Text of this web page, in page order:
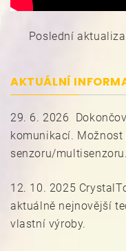
Poslední
AKTUÁLNÍ
29. 6. 2026
komunikací.
senzoru/multisenzoru.
12. 10. 2025
aktuálně nejnovější
vlastní výroby.